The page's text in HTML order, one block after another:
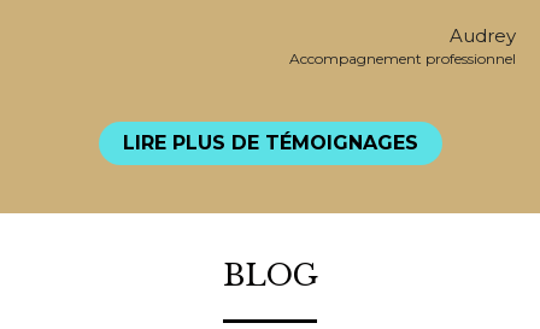
Audrey
Accompagnement professionnel
LIRE PLUS DE TÉMOIGNAGES
BLOG